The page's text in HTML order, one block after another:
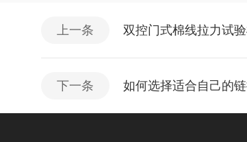
上一条 双控门式棉线拉力试
下一条 如何选择适合自己的